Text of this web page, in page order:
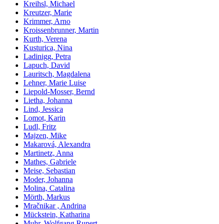
Kreihsl, Michael
Kreutzer, Marie
Krimmer, Arno
Kroissenbrunner, Martin
Kurth, Verena
Kusturica, Nina
Ladinigg, Petra
Lapuch, David
Lauritsch, Magdalena
Lehner, Marie Luise
Liepold-Mosser, Bernd
Lietha, Johanna
Lind, Jessica
Lomot, Karin
Ludl, Fritz
Majzen, Mike
Makarová, Alexandra
Martinetz, Anna
Mathes, Gabriele
Meise, Sebastian
Moder, Johanna
Molina, Catalina
Mörth, Markus
Mračnikar , Andrina
Mückstein, Katharina